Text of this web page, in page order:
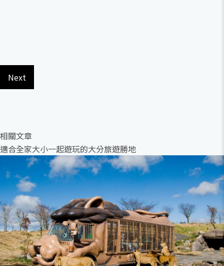
Next
相關文章
適合全家大小一起遊玩的大分旅遊勝地